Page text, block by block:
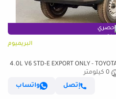
حصري
البريميوم
تويوتا لاند كروزر بيك آب 4.0L V6 STD-E EXPORT ONLY - TOYOTA LC79 4.0L
0 كيلومتر
إتصل
واتساب